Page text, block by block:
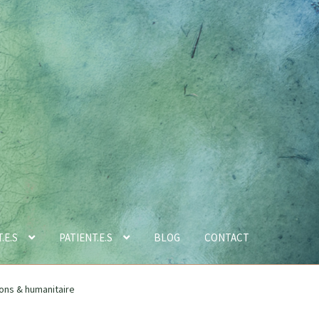
PATIENT.E.S BLOG CONTACT
& humanitaire